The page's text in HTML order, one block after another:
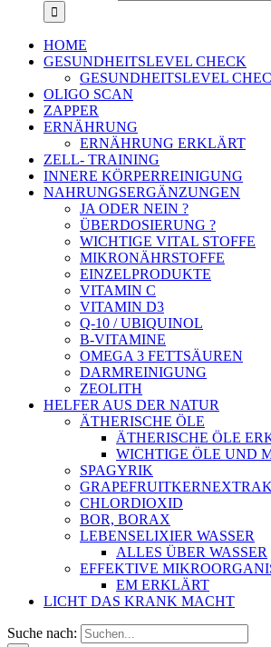
HOME
GESUNDHEITSLEVEL CHECK
GESUNDHEITSLEVEL
OLIGO SCAN
ZAPPER
ERNÄHRUNG
ERNÄHRUNG ERKLÄRT
ZELL- TRAINING
INNERE KÖRPERREINIGUNG
NAHRUNGSERGÄNZUNGEN
JA ODER NEIN ?
ÜBERDOSIERUNG ?
WICHTIGE VITAL STOFFE
MIKRONÄHRSTOFFE
EINZELPRODUKTE
VITAMIN C
VITAMIN D3
Q-10 / UBIQUINOL
B-VITAMINE
OMEGA 3 FETTSÄUREN
DARMREINIGUNG
ZEOLITH
HELFER AUS DER NATUR
ÄTHERISCHE ÖLE
ÄTHERISCHE ÖLE
WICHTIGE ÖLE UND
SPAGYRIK
CHLORDIOXID
BOR, BORAX
LEBENSELIXIER WASSER
ALLES ÜBER WASSER
EFFEKTIVE
EM ERKLÄRT
LICHT DAS KRANK MACHT
Suche nach: